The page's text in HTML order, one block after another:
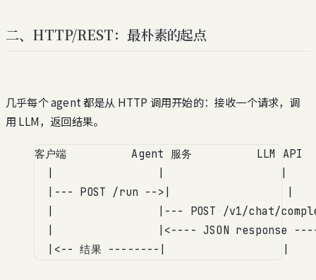
二、HTTP/REST：最朴素的起点
几乎每个 agent 都是从 HTTP 调用开始的：接收一个请求，调
用 LLM，返回结果。
客户端          Agent 服务          LLM API
|--- POST /run -->|                  |
|                |--- POST /v1/chat/
|                |<---- JSON response
|<-- 结果 --------|                  |